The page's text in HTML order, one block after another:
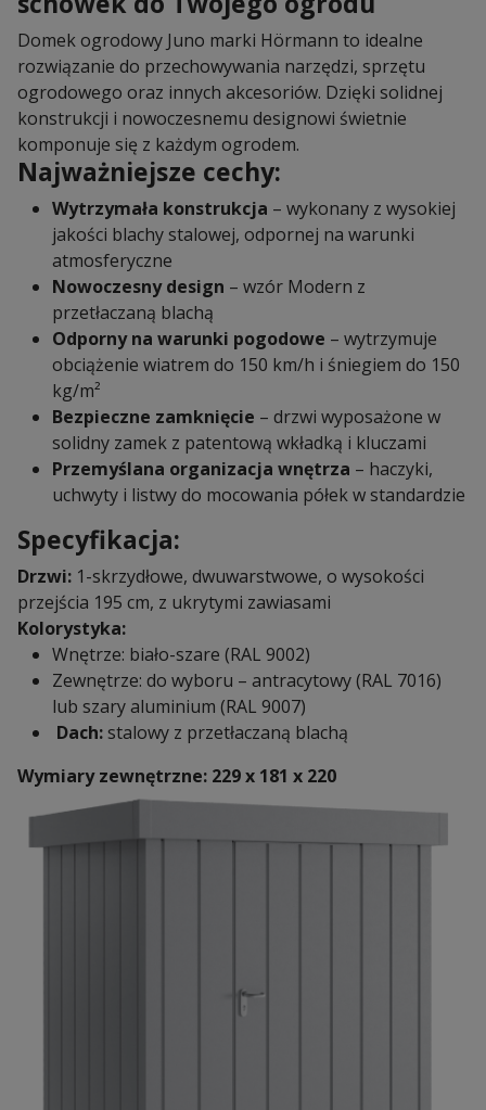
Domek ogrodowy Juno marki Hörmann to idealne
rozwiązanie do przechowywania narzędzi, sprzętu
ogrodowego oraz innych akcesoriów. Dzięki solidnej
konstrukcji i nowoczesnemu designowi świetnie
komponuje się z każdym ogrodem.
Najważniejsze cechy:
Wytrzymała konstrukcja – wykonany z wysokiej
jakości blachy stalowej, odpornej na warunki
atmosferyczne
Nowoczesny design – wzór Modern z
przetłaczaną blachą
Odporny na warunki pogodowe – wytrzymuje
obciążenie wiatrem do 150 km/h i śniegiem do 150
kg/m²
Bezpieczne zamknięcie – drzwi wyposażone w
solidny zamek z patentową wkładką i kluczami
Przemyślana organizacja wnętrza – haczyki,
uchwyty i listwy do mocowania półek w standardzie
Specyfikacja:
Drzwi: 1-skrzydłowe, dwuwarstwowe, o wysokości
przejścia 195 cm, z ukrytymi zawiasami
Kolorystyka:
Wnętrze: biało-szare (RAL 9002)
Zewnętrze: do wyboru – antracytowy (RAL 7016)
lub szary aluminium (RAL 9007)
Dach:stalowy z przetłaczaną blachą
Wymiary zewnętrzne: 229 x 181 x 220